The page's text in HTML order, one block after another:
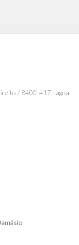
/ 8400-417 Lagoa